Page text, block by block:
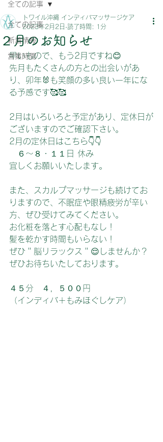
全ての記事
新着情報
営業時間
全ての記事
２月のお知らせ
トワイル沖縄 インディバマッサージケア
2023年2月2日 読了時間: 1分
早いもので、もう2月ですね😊
先月もたくさんの方との出会いがあ
り、卯年🐰も笑顔の多い良い一年にな
る予感です🥰🥰
2月はいろいろと予定があり、定休日が
ございますのでご確認下さい。
2月の定休日はこちら👇👇
６～８・１１日 休み
宜しくお願いいたします。
また、スカルプマッサージも続けてお
りますので、不眠症や眼精疲労が辛い
方、ぜひ受けてみてください。
お化粧を落とす心配もなし！
髪を乾かす時間もいらない！
ぜひ＂脳リラックス＂😌しませんか？
ぜひお待ちいたしております。
４５分　４，５００円
（インディバ＋もみほぐしケア）